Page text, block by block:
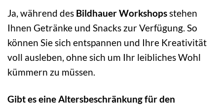
Ja, während des Bildhauer Workshopsstehen
Ihnen Getränke und Snacks zur Verfügung. So
können Sie sich entspannen und Ihre Kreativität
voll ausleben, ohne sich um Ihr leibliches Wohl
kümmern zu müssen.
Gibt es eine Altersbeschränkung für den